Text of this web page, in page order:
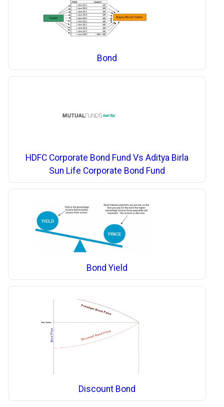
Bond
HDFC Corporate Bond Fund Vs Aditya Birla
Sun Life Corporate Bond Fund
Bond Yield
Discount Bond